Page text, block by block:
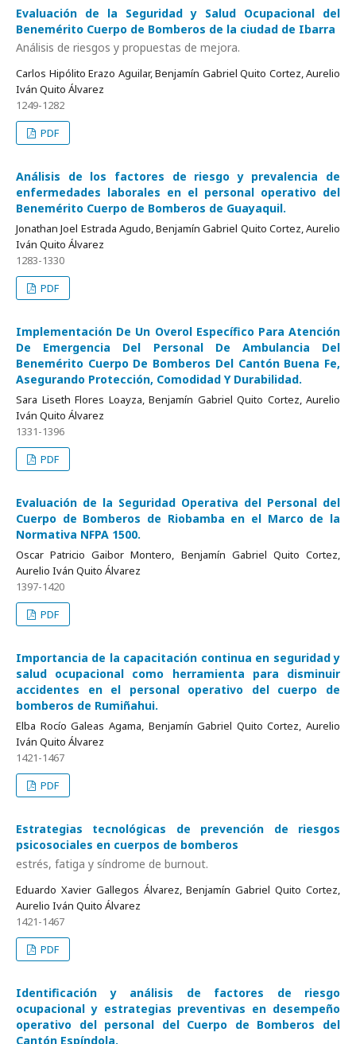
Evaluación de la Seguridad y Salud Ocupacional del
Benemérito Cuerpo de Bomberos de la ciudad de Ibarra
Análisis de riesgos y propuestas de mejora.
Carlos Hipólito Erazo Aguilar, Benjamín Gabriel Quito Cortez, Aurelio
Iván Quito Álvarez
1249-1282
PDF
Análisis de los factores de riesgo y prevalencia de
enfermedades laborales en el personal operativo del
Benemérito Cuerpo de Bomberos de Guayaquil.
Jonathan Joel Estrada Agudo, Benjamín Gabriel Quito Cortez, Aurelio
Iván Quito Álvarez
1283-1330
PDF
Implementación De Un Overol Específico Para Atención
De Emergencia Del Personal De Ambulancia Del
Benemérito Cuerpo De Bomberos Del Cantón Buena Fe,
Asegurando Protección, Comodidad Y Durabilidad.
Sara Liseth Flores Loayza, Benjamín Gabriel Quito Cortez, Aurelio
Iván Quito Álvarez
1331-1396
PDF
Evaluación de la Seguridad Operativa del Personal del
Cuerpo de Bomberos de Riobamba en el Marco de la
Normativa NFPA 1500.
Oscar Patricio Gaibor Montero, Benjamín Gabriel Quito Cortez,
Aurelio Iván Quito Álvarez
1397-1420
PDF
Importancia de la capacitación continua en seguridad y
salud ocupacional como herramienta para disminuir
accidentes en el personal operativo del cuerpo de
bomberos de Rumiñahui.
Elba Rocío Galeas Agama, Benjamín Gabriel Quito Cortez, Aurelio
Iván Quito Álvarez
1421-1467
PDF
Estrategias tecnológicas de prevención de riesgos
psicosociales en cuerpos de bomberos
estrés, fatiga y síndrome de burnout.
Eduardo Xavier Gallegos Álvarez, Benjamín Gabriel Quito Cortez,
Aurelio Iván Quito Álvarez
1421-1467
PDF
Identificación y análisis de factores de riesgo
ocupacional y estrategias preventivas en desempeño
operativo del personal del Cuerpo de Bomberos del
Cantón Espíndola.